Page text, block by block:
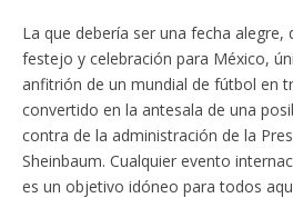
La que debería ser una fecha
festejo y celebración para México,
anfitrión de un mundial de fútbol en
convertido en la antesala de una
contra de la administración de la
Sheinbaum. Cualquier evento
es un objetivo idóneo para todos